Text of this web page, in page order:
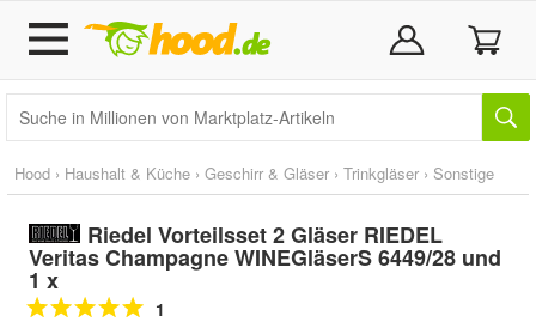
Hood › Haushalt & Küche › Geschirr & Gläser › Trinkgläser › Sonstige
Riedel Vorteilsset 2 Gläser RIEDEL
Veritas Champagne WINEGläserS 6449/28 und
1 x
1